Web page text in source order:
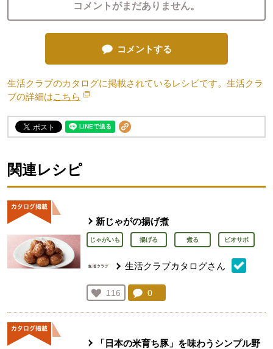
コメントがまだありません。
コメントする
生活クラブのカタログに掲載されているレシピです。生活クラ
ブの詳細はこちら 別のウィンドウで開きます。
関連レシピ
新じゃがの揚げ煮
じゃがいも 揚げる 煮る ビオサポ
生活クラブカタログさん
お気に入り登録：
116
人が登録
コメント：
0
「日本の米育ち豚」を味わうシンプル野